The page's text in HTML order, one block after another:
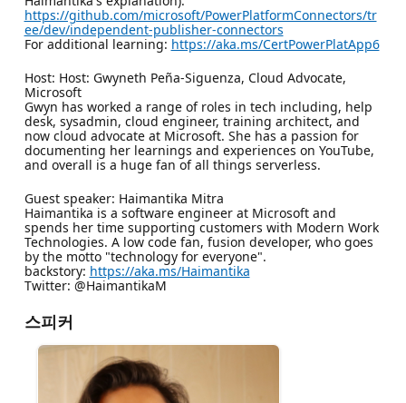
https://github.com/microsoft/PowerPlatformConnectors/tr
ee/dev/independent-publisher-connectors
For additional learning: https://aka.ms/CertPowerPlatApp6
Host: Host: Gwyneth Peña-Siguenza, Cloud Advocate,
Microsoft
Gwyn has worked a range of roles in tech including, help
desk, sysadmin, cloud engineer, training architect, and
now cloud advocate at Microsoft. She has a passion for
documenting her learnings and experiences on YouTube,
and overall is a huge fan of all things serverless.
Guest speaker: Haimantika Mitra
Haimantika is a software engineer at Microsoft and
spends her time supporting customers with Modern Work
Technologies. A low code fan, fusion developer, who goes
by the motto "technology for everyone".
backstory: https://aka.ms/Haimantika
Twitter: @HaimantikaM
스피커